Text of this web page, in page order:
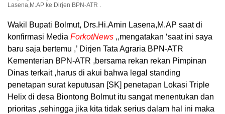
Lasena,M.AP ke Dirjen BPN-ATR .
Wakil Bupati Bolmut, Drs.Hi.Amin Lasena,M.AP saat di
konfirmasi Media ForkotNews ,,mengatakan ‘saat ini saya
baru saja bertemu ,’ Dirjen Tata Agraria BPN-ATR
Kementerian BPN-ATR ,bersama rekan rekan Pimpinan
Dinas terkait ,harus di akui bahwa legal standing
penetapan surat keputusan [SK] penetapan Lokasi Triple
Helix di desa Biontong Bolmut itu sangat menentukan dan
prioritas ,sehingga jika kita tidak serius dalam hal ini maka